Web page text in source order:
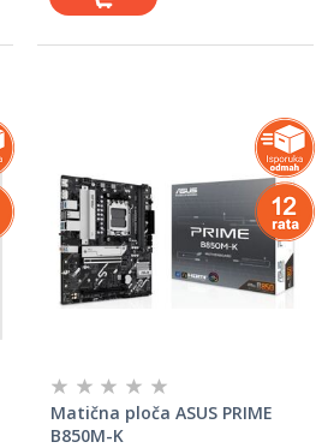
Matična ploča ASUS PRIME
B850M-K